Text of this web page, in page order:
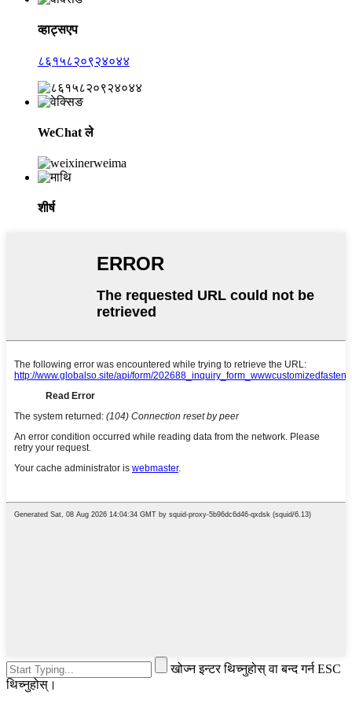
व्हाट्सएप
८६१५८२०९२४०४४
WeChat ले
शीर्ष
खोज्न इन्टर थिच्नुहोस् वा बन्द गर्न ESC
थिच्नुहोस्।